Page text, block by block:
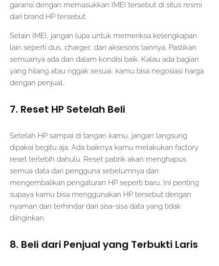
garansi dengan memasukkan IMEI tersebut di situs resmi
dari brand HP tersebut.
Selain IMEI, jangan lupa untuk memeriksa kelengkapan
lain seperti dus, charger, dan aksesoris lainnya. Pastikan
semuanya ada dan dalam kondisi baik. Kalau ada bagian
yang hilang atau nggak sesuai, kamu bisa negosiasi harga
dengan penjual.
7. Reset HP Setelah Beli
Setelah HP sampai di tangan kamu, jangan langsung
dipakai begitu aja. Ada baiknya kamu melakukan factory
reset terlebih dahulu. Reset pabrik akan menghapus
semua data dari pengguna sebelumnya dan
mengembalikan pengaturan HP seperti baru. Ini penting
supaya kamu bisa menggunakan HP tersebut dengan
nyaman dan terhindar dari sisa-sisa data yang tidak
diinginkan.
8. Beli dari Penjual yang Terbukti Laris